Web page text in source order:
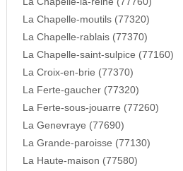
La Chapelle-moutils (77320)
La Chapelle-rablais (77370)
La Chapelle-saint-sulpice (77160)
La Croix-en-brie (77370)
La Ferte-gaucher (77320)
La Ferte-sous-jouarre (77260)
La Genevraye (77690)
La Grande-paroisse (77130)
La Haute-maison (77580)